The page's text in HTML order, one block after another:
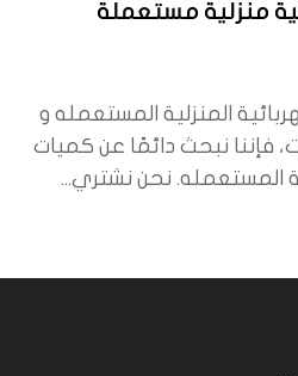
منزلية مستعملة
المنزلية المستعمله و
فإننا نبحث دائمًا عن كميات
المستعمله. نحن نشتري...